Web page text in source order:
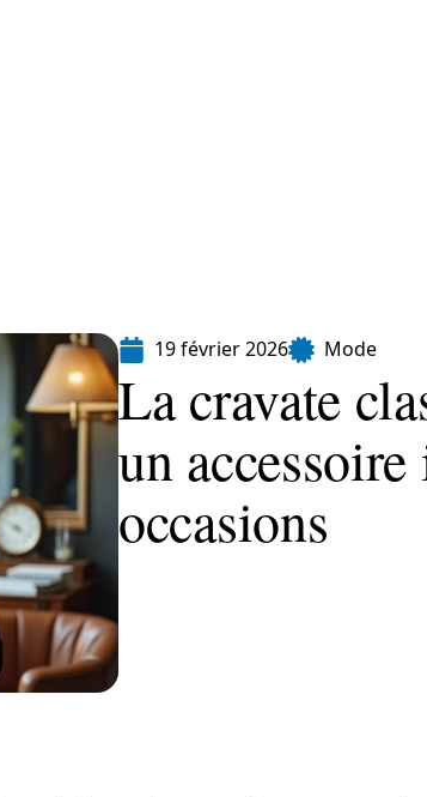
19 février 2026 Mode
La cravate
un
occasions